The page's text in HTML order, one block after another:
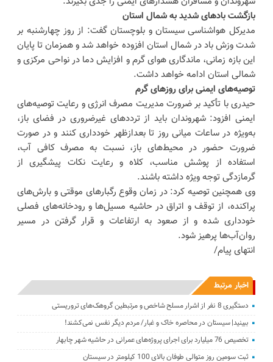
بازگشت بادهای شدید به شمال استان
مدیرکل هواشناسی سیستان و بلوچستان گفت: از روز چهارشنبه بر
شدت وزش باد در شمال استان افزوده خواهد شد و همزمان تا پایان
این بازه زمانی، ماندگاری هوای گرم و افزایش دما در نواحی مرکزی و
شمالی استان ادامه خواهد داشت.
توصیه‌های ایمنی برای روزهای گرم
حیدری با تأکید بر ضرورت مدیریت مصرف انرژی و رعایت توصیه‌های
ایمنی افزود: شهروندان باید از ترددهای غیرضروری در فضای باز،
به‌ویژه در ساعات میانی روز تا بعدازظهر خودداری کنند و در صورت
ضرورت حضور در محیط‌های باز، نسبت به مصرف کافی آب،
استفاده از پوشش مناسب، کلاه و رعایت نکات پیشگیری از
گرمازدگی توجه ویژه داشته باشند.
وی همچنین توصیه کرد: در زمان وقوع رگبارهای موقتی و بارش‌های
پراکنده، از توقف و اتراق در حاشیه مسیل‌ها و رودخانه‌های فصلی
خودداری شده و از صعود به ارتفاعات و قرار گرفتن در مسیر
روان‌آب‌ها پرهیز شود.
انتهای پیام/
اخبار مرتبط
دستگیری 8 نفر از اشرار مسلح شاخص و مرتبطین گروهک‌های تروریستی
ببینید| سیستان در ‌محاصره خاک و غبار/ مردم دیگر نفس نمی‌کشند!
تخصیص 76 میلیارد برای اجرای پروژه‌های عمرانی در حاشیه شهر چابهار
ثبت سومین روز متوالی طوفان بالای 100 کیلومتر در سیستان